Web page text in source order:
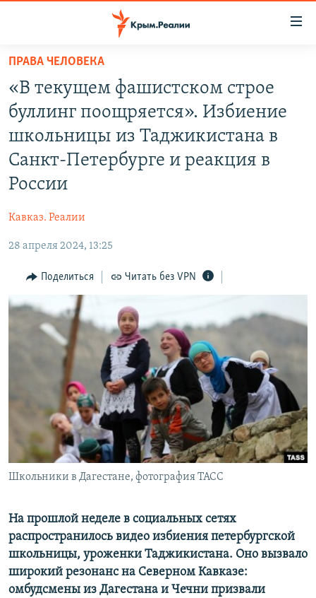
Вернуться
основному
содержанию
Вернутся
главной
навигации
СПЕЦПРОЕКТЫ
КАРТА ВОЕННЫХ ОБЪЕКТОВ КРЫМА
ВОДА
ИСТОРИЯ
ЕЩЕ
ТЕЛЕПРОЕКТ КРЫМ.РЕАЛИИ
СОВЕТЫ ПРАВОЗАЩИТНИКОВ
ПРОПАВШИЕ БЕЗ ВЕСТИ
ПОБЕДИТЕЛЕЙ НЕ СУДЯТ?
КРЫМ.НЕПОКОРЕННЫЙ
УКРАИНСКАЯ ПРОБЛЕМА КРЫМА
ПРИСОЕДИНЯЙТЕСЬ!
Все сайты RFE/RL
ПРАВА ЧЕЛОВЕКА
«В текущем фашистском строе
буллинг поощряется». Избиение
школьницы из Таджикистана в
Санкт-Петербурге и реакция в
России
Кавказ. Реалии
28 апреля 2024, 13:25
Поделиться Читать без VPN
Школьники в Дагестане, фотография ТАСС
На прошлой неделе в социальных сетях
распространилось видео избиения петербургской
школьницы, уроженки Таджикистана. Оно вызвало
широкий резонанс на Северном Кавказе:
омбудсмены из Дагестана и Чечни призвали